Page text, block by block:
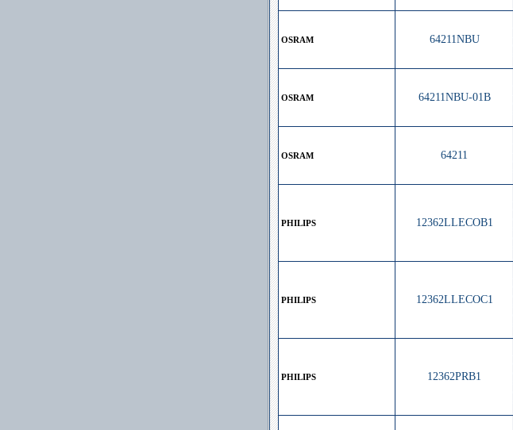
OSRAM 64211NBU
OSRAM 64211NBU-01B
OSRAM 64211
PHILIPS 12362LLECOB1
PHILIPS 12362LLECOC1
PHILIPS 12362PRB1